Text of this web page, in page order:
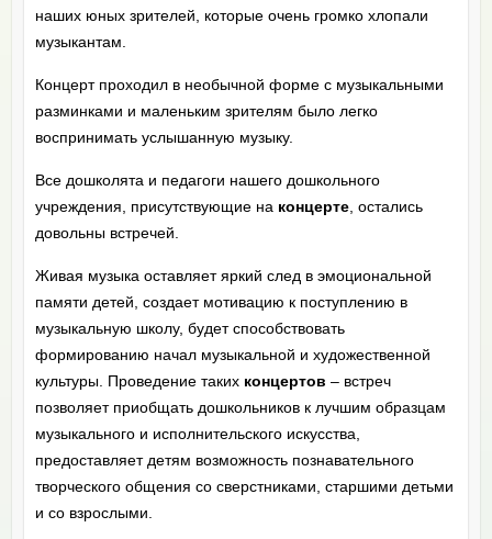
наших юных зрителей, которые очень громко хлопали
музыкантам.
Концерт проходил в необычной форме с музыкальными
разминками и маленьким зрителям было легко
воспринимать услышанную музыку.
Все дошколята и педагоги нашего дошкольного
учреждения, присутствующие на концерте, остались
довольны встречей.
Живая музыка оставляет яркий след в эмоциональной
памяти детей, создает мотивацию к поступлению в
музыкальную школу, будет способствовать
формированию начал музыкальной и художественной
культуры. Проведение таких концертов – встреч
позволяет приобщать дошкольников к лучшим образцам
музыкального и исполнительского искусства,
предоставляет детям возможность познавательного
творческого общения со сверстниками, старшими детьми
и со взрослыми.